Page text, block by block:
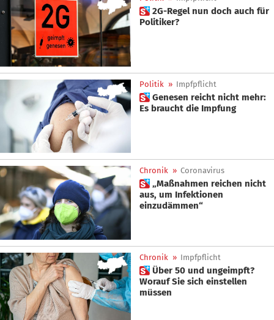
 2G-Regel nun doch auch für
Politiker?
Politik » Impfpflicht
 Genesen reicht nicht mehr:
Es braucht die Impfung
Chronik » Coronavirus
 „Maßnahmen reichen nicht
aus, um Infektionen
einzudämmen“
Chronik » Impfpflicht
 Über 50 und ungeimpft?
Worauf Sie sich einstellen
müssen